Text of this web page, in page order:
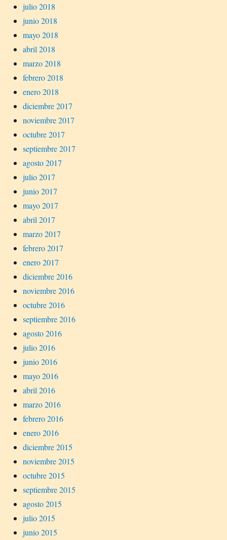
julio 2018
junio 2018
mayo 2018
abril 2018
marzo 2018
febrero 2018
enero 2018
diciembre 2017
noviembre 2017
octubre 2017
septiembre 2017
agosto 2017
julio 2017
junio 2017
mayo 2017
abril 2017
marzo 2017
febrero 2017
enero 2017
diciembre 2016
noviembre 2016
octubre 2016
septiembre 2016
agosto 2016
julio 2016
junio 2016
mayo 2016
abril 2016
marzo 2016
febrero 2016
enero 2016
diciembre 2015
noviembre 2015
octubre 2015
septiembre 2015
agosto 2015
julio 2015
junio 2015